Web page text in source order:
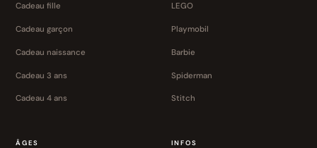
Cadeau fille
Cadeau garçon
Cadeau naissance
Cadeau 3 ans
Cadeau 4 ans
LEGO
Playmobil
Barbie
Spiderman
Stitch
ÂGES INFOS